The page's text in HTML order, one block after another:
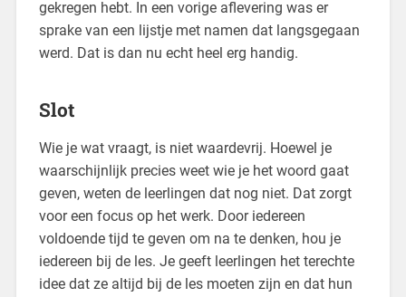
gekregen hebt. In een vorige aflevering was er
sprake van een lijstje met namen dat langsgegaan
werd. Dat is dan nu echt heel erg handig.
Slot
Wie je wat vraagt, is niet waardevrij. Hoewel je
waarschijnlijk precies weet wie je het woord gaat
geven, weten de leerlingen dat nog niet. Dat zorgt
voor een focus op het werk. Door iedereen
voldoende tijd te geven om na te denken, hou je
iedereen bij de les. Je geeft leerlingen het terechte
idee dat ze altijd bij de les moeten zijn en dat hun